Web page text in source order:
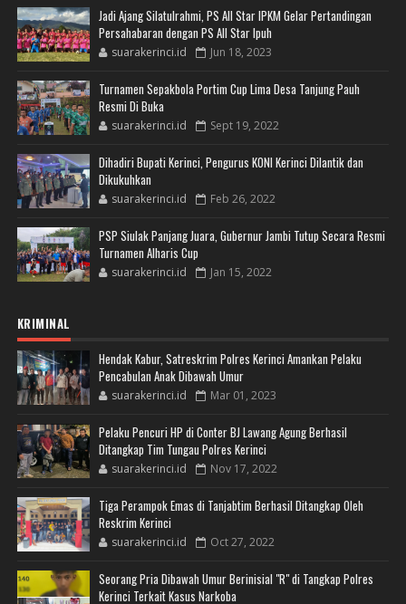
Jadi Ajang Silatulrahmi, PS All Star IPKM Gelar Pertandingan
Persahabaran dengan PS All Star Ipuh
suarakerinci.id Jun 18, 2023
Turnamen Sepakbola Portim Cup Lima Desa Tanjung Pauh
Resmi Di Buka
suarakerinci.id Sept 19, 2022
Dihadiri Bupati Kerinci, Pengurus KONI Kerinci Dilantik dan
Dikukuhkan
suarakerinci.id Feb 26, 2022
PSP Siulak Panjang Juara, Gubernur Jambi Tutup Secara Resmi
Turnamen Alharis Cup
suarakerinci.id Jan 15, 2022
KRIMINAL
Hendak Kabur, Satreskrim Polres Kerinci Amankan Pelaku
Pencabulan Anak Dibawah Umur
suarakerinci.id Mar 01, 2023
Pelaku Pencuri HP di Conter BJ Lawang Agung Berhasil
Ditangkap Tim Tungau Polres Kerinci
suarakerinci.id Nov 17, 2022
Tiga Perampok Emas di Tanjabtim Berhasil Ditangkap Oleh
Reskrim Kerinci
suarakerinci.id Oct 27, 2022
Seorang Pria Dibawah Umur Berinisial "R" di Tangkap Polres
Kerinci Terkait Kasus Narkoba